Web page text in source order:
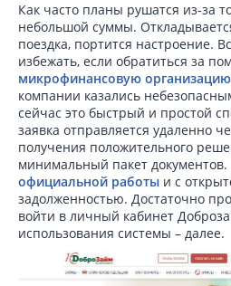
Как часто планы рушатся из-за
небольшой суммы.
поездка, портится настроение.
избежать, если обратиться за
микрофинансовую организацию
компании казались
сейчас это быстрый и простой
заявка отправляется удаленно
получения положительного
минимальный пакет
официальной работы и с
задолженностью. Достаточно
войти в личный кабинет
использования системы – далее.